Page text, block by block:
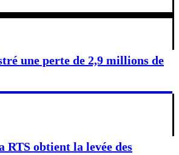
une perte de 2,9 millions de
obtient la levée des